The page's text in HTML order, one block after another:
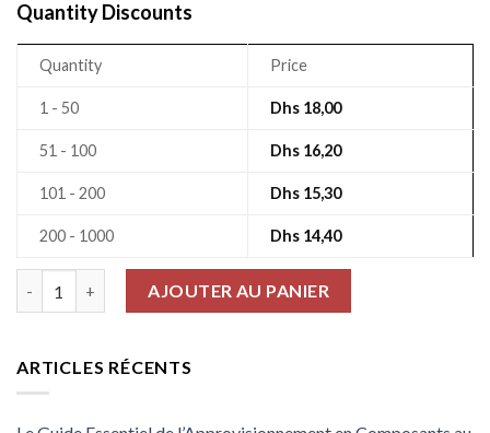
Quantity Discounts
Quantity Price
1 - 50 Dhs 18,00
51 - 100 Dhs 16,20
101 - 200 Dhs 15,30
200 - 1000 Dhs 14,40
AJOUTER AU PANIER
ARTICLES RÉCENTS